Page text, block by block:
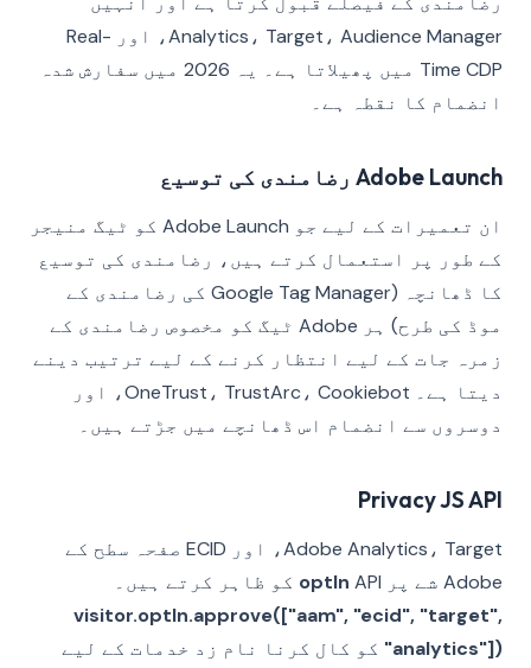
Analytics، Target، Audience Manager، اور Real-
Time CDP میں پھیلاتا ہے۔ یہ 2026 میں سفارش شدہ
انضمام کا نقطہ ہے۔
Adobe Launch رضامندی کی توسیع
ان تعمیرات کے لیے جو Adobe Launch کو ٹیگ منیجر
کے طور پر استعمال کرتے ہیں، رضامندی کی توسیع
کا ڈھانچہ (Google Tag Manager کی رضامندی کے
موڈ کی طرح) ہر Adobe ٹیگ کو مخصوص رضامندی کے
زمرہ جات کے لیے انتظار کرنے کے لیے ترتیب دینے
دیتا ہے۔ OneTrust، TrustArc، Cookiebot، اور
دوسروں سے انضمام اس ڈھانچے میں جڑتے ہیں۔
Privacy JS API
Adobe Analytics، Target، اور ECID صفحہ سطح کے
Adobe شے پر
optIn API کو ظاہر کرتے ہیں۔
visitor.optIn.approve(["aam", "ecid", "target",
"analytics"]) کو کال کرنا نام زد خدمات کے لیے